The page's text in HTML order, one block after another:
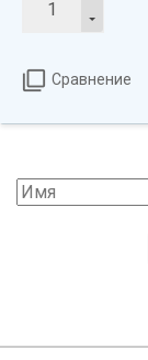
Сравнение